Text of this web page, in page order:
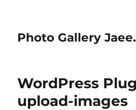
Photo Gallery
WordPress
upload-images